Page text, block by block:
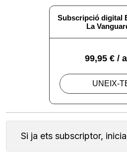
Si ja ets subscriptor,